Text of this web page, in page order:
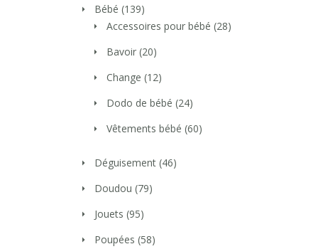
Bébé (139)
Accessoires pour bébé (28)
Bavoir (20)
Change (12)
Dodo de bébé (24)
Vêtements bébé (60)
Déguisement (46)
Doudou (79)
Jouets (95)
Poupées (58)